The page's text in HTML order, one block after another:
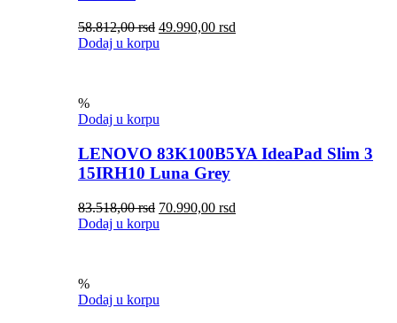
58.812,00rsd 49.990,00 rsd
Dodaj u korpu
%
Dodaj u korpu
LENOVO 83K100B5YA IdeaPad Slim 3
15IRH10 Luna Grey
83.518,00rsd 70.990,00 rsd
Dodaj u korpu
%
Dodaj u korpu